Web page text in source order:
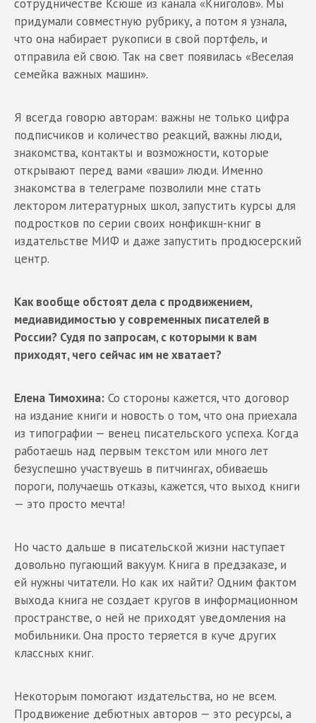
сотрудничестве Ксюше из канала «Книголов». Мы
придумали совместную рубрику, а потом я узнала,
что она набирает рукописи в свой портфель, и
отправила ей свою. Так на свет появилась «Веселая
семейка важных машин».
Я всегда говорю авторам: важны не только цифра
подписчиков и количество реакций, важны люди,
знакомства, контакты и возможности, которые
открывают перед вами «ваши» люди. Именно
знакомства в телеграме позволили мне стать
лектором литературных школ, запустить курсы для
подростков по серии своих нонфикшн-книг в
издательстве МИФ и даже запустить продюсерский
центр.
Как вообще обстоят дела с продвижением,
медиавидимостью у современных писателей в
России? Судя по запросам, с которыми к вам
приходят, чего сейчас им не хватает?
Елена Тимохина: Со стороны кажется, что договор
на издание книги и новость о том, что она приехала
из типографии — венец писательского успеха. Когда
работаешь над первым текстом или много лет
безуспешно участвуешь в питчингах, обиваешь
пороги, получаешь отказы, кажется, что выход книги
— это просто мечта!
Но часто дальше в писательской жизни наступает
довольно пугающий вакуум. Книга в предзаказе, и
ей нужны читатели. Но как их найти? Одним фактом
выхода книга не создает кругов в информационном
пространстве, о ней не приходят уведомления на
мобильники. Она просто теряется в куче других
классных книг.
Некоторым помогают издательства, но не всем.
Продвижение дебютных авторов — это ресурсы, а